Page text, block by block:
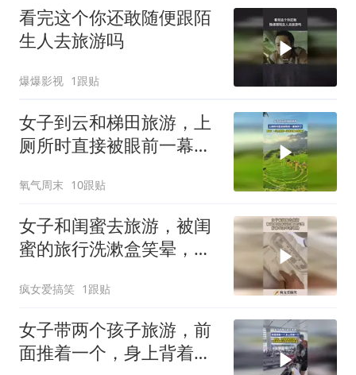
看完这个你还敢随便跟陌
生人去旅游吗
爆爆影视 1跟贴
女子到云和梯田旅游，上
厕所时直接被眼前一幕美
一边看风景，太优雅了
氧气周末 10跟贴
女子和闺蜜去旅游，被闺
蜜的旅行洗漱盒笑晕，好
疯女爱搞笑 1跟贴
女子带两个孩子旅游，前
面推着一个，身上背着一